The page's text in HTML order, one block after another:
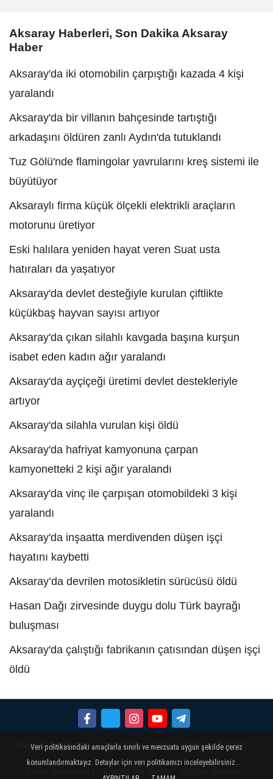
Aksaray Haberleri, Son Dakika Aksaray
Haber
Aksaray'da iki otomobilin çarpıştığı kazada 4 kişi
yaralandı
Aksaray'da bir villanın bahçesinde tartıştığı
arkadaşını öldüren zanlı Aydın'da tutuklandı
Tuz Gölü'nde flamingolar yavrularını kreş sistemi ile
büyütüyor
Aksaraylı firma küçük ölçekli elektrikli araçların
motorunu üretiyor
Eski halılara yeniden hayat veren Suat usta
hatıraları da yaşatıyor
Aksaray'da devlet desteğiyle kurulan çiftlikte
küçükbaş hayvan sayısı artıyor
Aksaray'da çıkan silahlı kavgada başına kurşun
isabet eden kadın ağır yaralandı
Aksaray'da ayçiçeği üretimi devlet destekleriyle
artıyor
Aksaray'da silahla vurulan kişi öldü
Aksaray'da hafriyat kamyonuna çarpan
kamyonetteki 2 kişi ağır yaralandı
Aksaray'da vinç ile çarpışan otomobildeki 3 kişi
yaralandı
Aksaray'da inşaatta merdivenden düşen işçi
hayatını kaybetti
Aksaray’da devrilen motosikletin sürücüsü öldü
Hasan Dağı zirvesinde duygu dolu Türk bayrağı
buluşması
Aksaray'da çalıştığı fabrikanın çatısından düşen işçi
öldü
Kayseri Haberleri Can Radyo Dinle Künye İletişim
Veri politikasındaki amaçlarla sınırlı ve mevzuata uygun şekilde çerez
konumlandırmaktayız. Detaylar için veri politikamızı inceleyebilirsiniz...